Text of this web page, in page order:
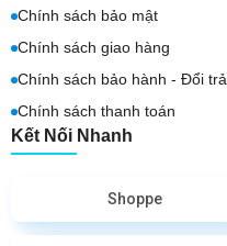
Chính sách bảo mật
Chính sách giao hàng
Chính sách bảo hành - Đổi trả
Chính sách thanh toán
Kết Nối Nhanh
Shoppe